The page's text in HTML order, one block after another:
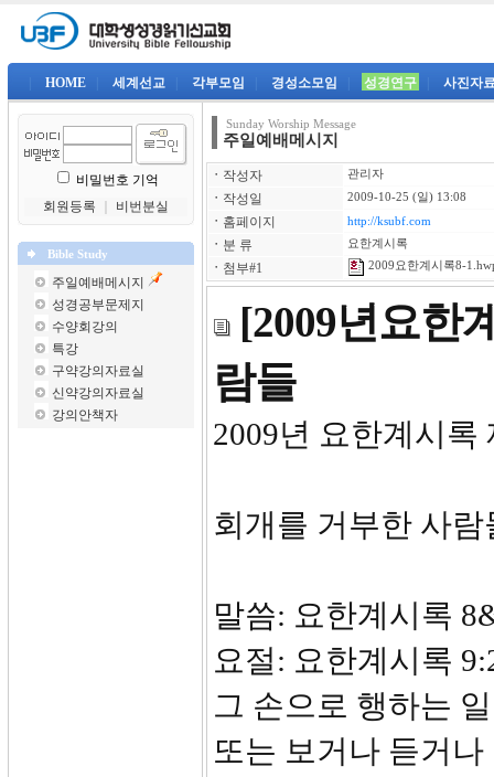
HOME 세계선교 각부모임 경성소모임 성경연구 사진자
비밀번호 기억
회원등록
비번분실
Bible Study
주일예배메시지
성경공부문제지
수양회강의
특강
구약강의자료실
신약강의자료실
강의안책자
Sunday Worship Message
주일예배메시지
ㆍ 작성자 관리자
ㆍ 작성일 2009-10-25 (일) 13:08
ㆍ 홈페이지 http://ksubf.com
ㆍ 분 류 요한계시록
ㆍ 첨부#1 2009요한계시록8-
[2009년요한
람들
2009년 요한계시록
회개를 거부한 사람
말씀: 요한계시록
요절: 요한계시록
그 손으로 행하는
또는 보거나 듣거